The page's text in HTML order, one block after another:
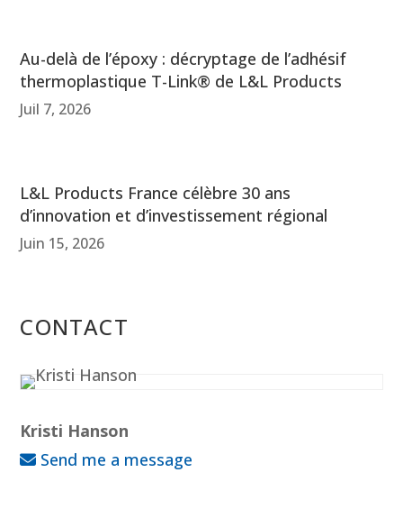
Au-delà de l’époxy : décryptage de l’adhésif
thermoplastique T-Link® de L&L Products
Juil 7, 2026
L&L Products France célèbre 30 ans
d’innovation et d’investissement régional
Juin 15, 2026
CONTACT
Kristi Hanson
Send me a message